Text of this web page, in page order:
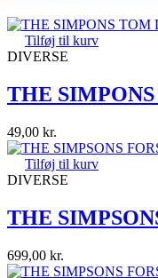
Tilføj til kurv
DIVERSE
THE
49,00 kr.
Tilføj til kurv
DIVERSE
THE
699,00 kr.